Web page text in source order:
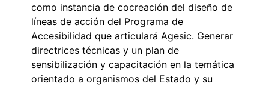
como instancia de cocreación del diseño de
líneas de acción del Programa de
Accesibilidad que articulará Agesic. Generar
directrices técnicas y un plan de
sensibilización y capacitación en la temática
orientado a organismos del Estado y su